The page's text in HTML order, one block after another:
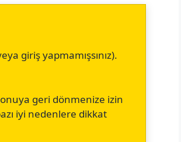
giriş yapmamışsınız).
geri dönmenize izin
iyi nedenlere dikkat